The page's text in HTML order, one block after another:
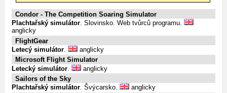
Condor - The Competition Soaring Simulator
Plachtařský simulátor. Slovinsko. Web tvůrců programu.
anglicky
FlightGear
Letecý simulátor
anglicky
Microsoft Flight Simulator
Letecký simulátor
anglicky
Sailors of the Sky
Plachtařský simulátor. Švýcarsko.
anglicky